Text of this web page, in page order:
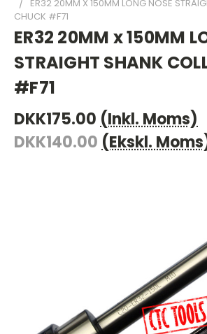
ER32 20MM X 150MM LONG NOSE
CHUCK #F71
ER32 20MM x 150MM
STRAIGHT SHANK
#F71
DKK175.00 (Inkl. Moms)
DKK140.00 (Ekskl.